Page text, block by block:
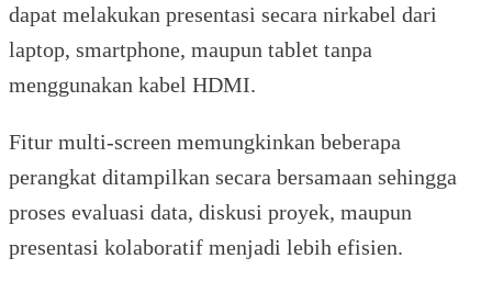
dapat melakukan presentasi secara nirkabel dari
laptop, smartphone, maupun tablet tanpa
menggunakan kabel HDMI.
Fitur multi-screen memungkinkan beberapa
perangkat ditampilkan secara bersamaan sehingga
proses evaluasi data, diskusi proyek, maupun
presentasi kolaboratif menjadi lebih efisien.